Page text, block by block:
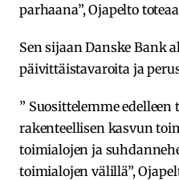
parhaana”, Ojapelto
Sen sijaan Danske Bank
päivittäistavaroita ja
” Suosittelemme
rakenteellisen kasvun
toimialojen ja
toimialojen välillä”,